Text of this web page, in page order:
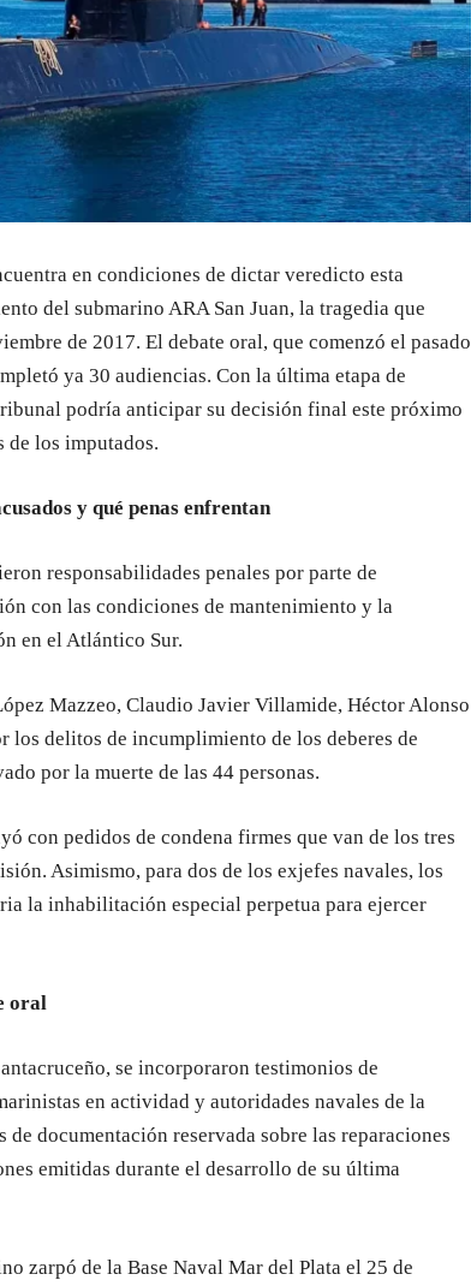
en condiciones de dictar veredicto esta
del submarino ARA San Juan, la tragedia que
de 2017. El debate oral, que comenzó el pasado
ya 30 audiencias. Con la última etapa de
podría anticipar su decisión final este próximo
de los imputados.
y qué penas enfrentan
responsabilidades penales por parte de
con las condiciones de mantenimiento y la
en el Atlántico Sur.
Mazzeo, Claudio Javier Villamide, Héctor Alonso
los delitos de incumplimiento de los deberes de
por la muerte de las 44 personas.
con pedidos de condena firmes que van de los tres
Asimismo, para dos de los exjefes navales, los
la inhabilitación especial perpetua para ejercer
oral
se incorporaron testimonios de
en actividad y autoridades navales de la
documentación reservada sobre las reparaciones
emitidas durante el desarrollo de su última
zarpó de la Base Naval Mar del Plata el 25 de